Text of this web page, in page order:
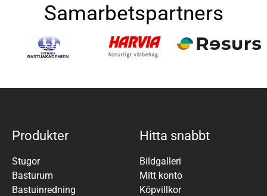
Samarbetspartners
Produkter
Stugor
Basturum
Bastuinredning
Hitta snabbt
Bildgalleri
Mitt konto
Köpvillkor